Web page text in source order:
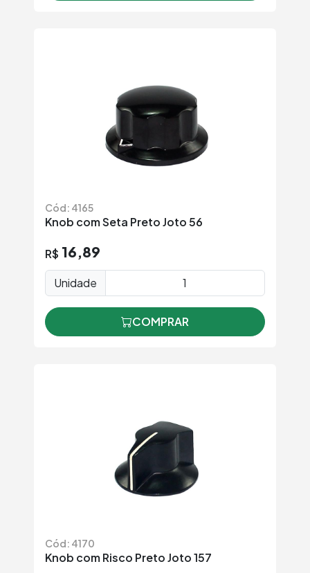
Cód: 4165
Knob com Seta Preto Joto 56
R$ 16,89
Unidade
COMPRAR
Cód: 4170
Knob com Risco Preto Joto 157